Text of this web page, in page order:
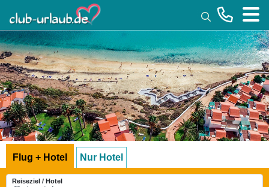
Flug + Hotel Nur Hotel
Reiseziel / Hotel